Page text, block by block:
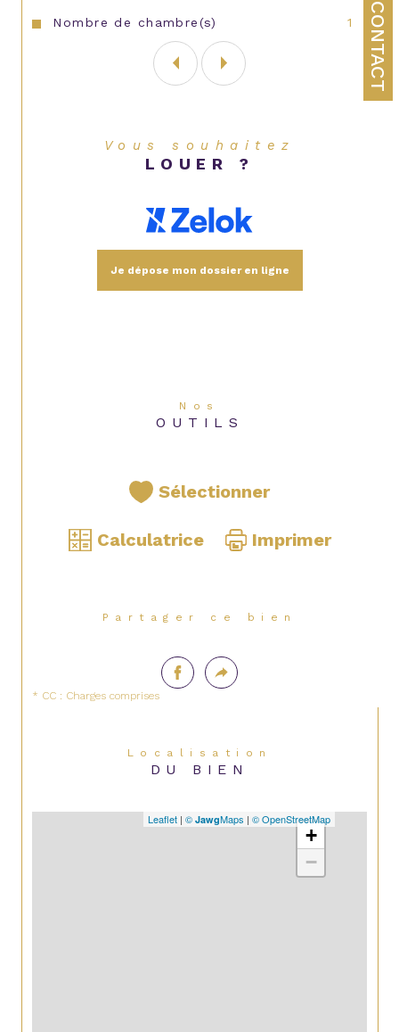
CONTACT
Nombre de chambre(s) 1
Vous souhaitez
LOUER ?
Je dépose mon dossier en ligne
Nos
OUTILS
Sélectionner
Calculatrice Imprimer
Partager ce bien
* CC : Charges comprises
Localisation
DU BIEN
+
−
Leaflet | © JawgMaps | © OpenStreetMap